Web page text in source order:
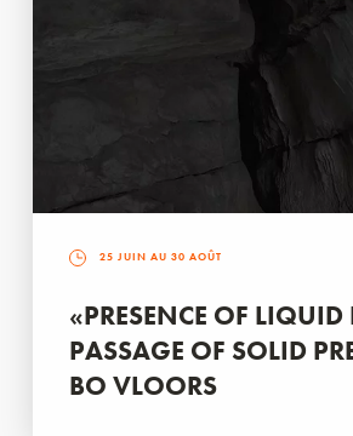
25 JUIN AU 30 AOÛT
«PRESENCE OF LIQUID
PASSAGE OF SOLID
BO VLOORS